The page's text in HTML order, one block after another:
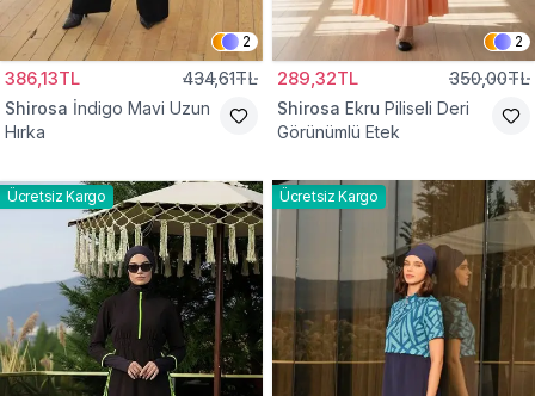
2
386,13TL 434,61TL
Shirosa İndigo Mavi Uzun
Hırka
2
289,32TL 350,00TL
Shirosa Ekru Piliseli Deri
Görünümlü Etek
Ücretsiz Kargo Ücretsiz Kargo